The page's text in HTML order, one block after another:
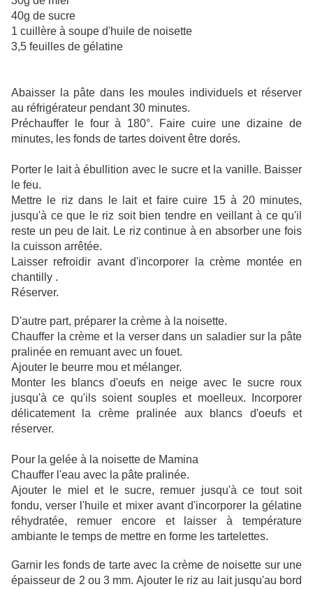
40g de sucre
1 cuillère à soupe d'huile de noisette
3,5 feuilles de gélatine
Abaisser la pâte dans les moules individuels et réserver
au réfrigérateur pendant 30 minutes.
Préchauffer le four à 180°.
Faire cuire une dizaine de
minutes, les fonds de tartes doivent être dorés.
Porter le lait à ébullition avec le sucre et la vanille. Baisser
le feu.
Mettre le riz dans le lait et faire cuire 15 à 20 minutes,
jusqu'à ce que le riz soit bien tendre en veillant à ce qu'il
reste un peu de lait. Le riz continue à en absorber une fois
la cuisson arrêtée.
Laisser refroidir avant d'incorporer la crème montée en
chantilly .
Réserver.
D'autre part, préparer la crème à la noisette.
Chauffer la crème et la verser dans un saladier sur la pâte
pralinée en remuant avec un fouet.
Ajouter le beurre mou et mélanger.
Monter les blancs d'oeufs en neige avec le sucre roux
jusqu'à ce qu'ils soient souples et moelleux. Incorporer
délicatement la crème pralinée aux blancs d'oeufs et
réserver.
Pour la gelée à la noisette de Mamina
Chauffer l'eau avec la pâte pralinée.
Ajouter le miel et le sucre, remuer jusqu'à ce tout soit
fondu, verser l'huile et mixer avant d'incorporer la gélatine
réhydratée, remuer encore et laisser à température
ambiante le temps de mettre en forme les tartelettes.
Garnir les fonds de tarte avec la crème de noisette sur une
épaisseur de 2 ou 3 mm. Ajouter le riz au lait jusqu'au bord